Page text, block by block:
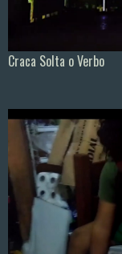
Craca Solta o Verbo